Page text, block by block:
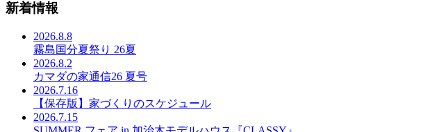
新着情報
2026.8.8
霧島国分夏祭り 26夏
2026.8.2
カマダの家通信26 夏号
2026.7.16
【保存版】家づくりのスケジュール
2026.7.15